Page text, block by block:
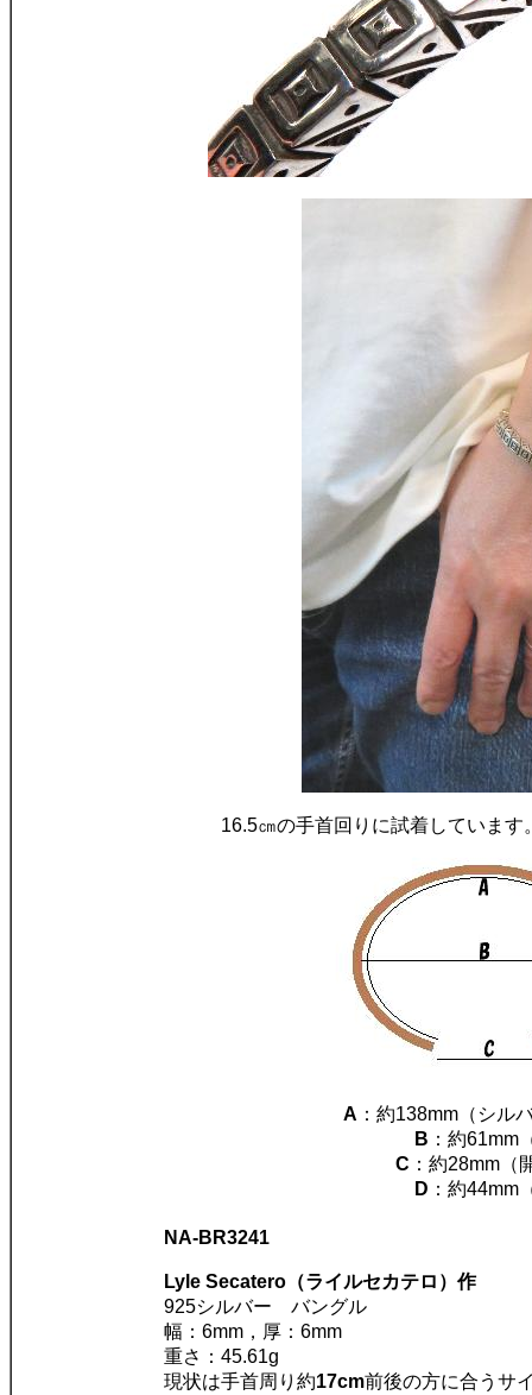
16.5㎝の手首回りに試着していま
A ：約138mm（シル
B ：約61mm
C ：約28mm（
D ：約44mm
NA-BR3241
Lyle Secatero（ライルセカテロ）作
925シルバー バングル
幅：6mm，厚：6mm
重さ：45.61g
現状は手首周り約17cm前後の方に合うサ